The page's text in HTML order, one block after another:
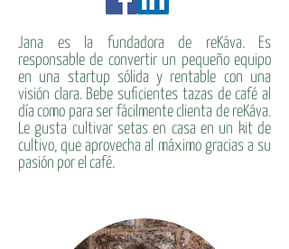
Jana es la fundadora de reKáva. Es
responsable de convertir un pequeño equipo
en una startup sólida y rentable con una
visión clara. Bebe suficientes tazas de café al
día como para ser fácilmente clienta de reKáva.
Le gusta cultivar setas en casa en un kit de
cultivo, que aprovecha al máximo gracias a su
pasión por el café.